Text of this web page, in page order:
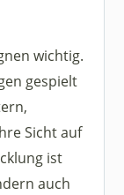
wichtig.
gespielt
Sicht auf
ist
auch